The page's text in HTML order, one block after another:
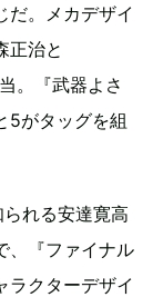
だ。メカデザイ
正治と
。『武器よさ
5がタッグを組
れる安達寛高
、『ファイナル
ラクターデザイ